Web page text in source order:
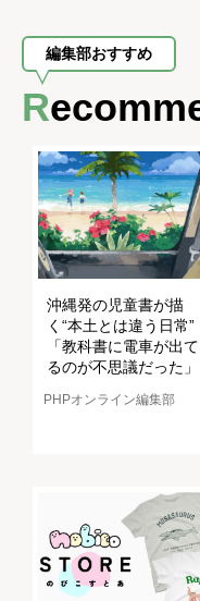
編集部おすすめ
沖縄発の児童書が描
く“本土とは違う日常”
「教科書に電車が出て
るのが不思議だった」
PHPオンライン編集部